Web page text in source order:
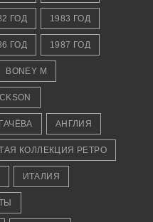
ГОД 1983 ГОД
ГОД 1987 ГОД
BONEY M
АНГЛИЯ
КОЛЛЕКЦИЯ РЕТРО
ИТАЛИЯ